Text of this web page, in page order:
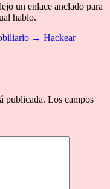
un enlace anclado para
hablo.
→ Hackear
publicada. Los campos